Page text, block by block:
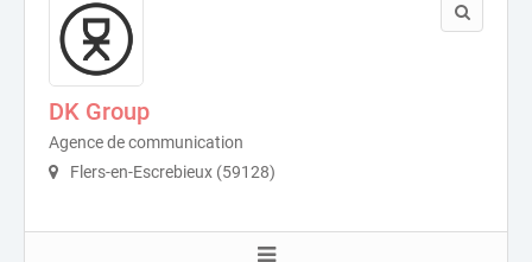
DK Group
Agence de communication
Flers-en-Escrebieux (59128)